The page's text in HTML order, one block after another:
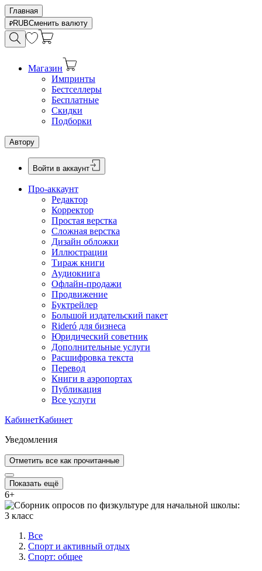
Главная
RUBСменить валюту
Магазин
Импринты
Бестселлеры
Бесплатные
Скидки
Подборки
Автору
Войти в аккаунт
Про-аккаунт
Редактор
Корректор
Простая верстка
Сложная верстка
Дизайн обложки
Иллюстрации
Тираж книги
Аудиокнига
Офлайн-продажи
Продвижение
Буктрейлер
Большой издательский пакет
Rideró для бизнеса
Юридический советник
Дополнительные услуги
Расшифровка текста
Перевод
Книги в аэропортах
Публикация
Все услуги
КабинетКабинет
Уведомления
Отметить все как прочитанные
Показать ещё
6+
Все
Спорт и активный oтдых
Спорт: общее